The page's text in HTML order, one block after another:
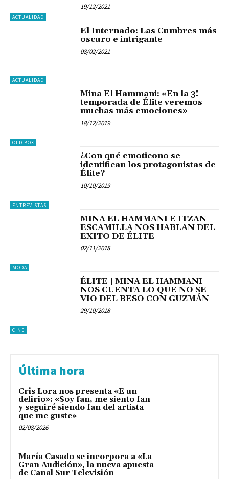
ACTUALIDAD
19/12/2021
ACTUALIDAD
El Internado: Las Cumbres más
oscuro e intrigante
08/02/2021
OLD BOX
Mina El Hammani: «En la 3!
temporada de Élite veremos
muchas más emociones»
18/12/2019
ENTREVISTAS
¿Con qué emoticono se
identifican los protagonistas de
Élite?
10/10/2019
MODA
MINA EL HAMMANI E ITZAN
ESCAMILLA NOS HABLAN DEL
EXITO DE ÉLITE
02/11/2018
CINE
ÉLITE | MINA EL HAMMANI
NOS CUENTA LO QUE NO SE
VIO DEL BESO CON GUZMÁN
29/10/2018
Última hora
Cris Lora nos presenta «E un
delirio»: «Soy fan, me siento fan
y seguiré siendo fan del artista
que me guste»
02/08/2026
María Casado se incorpora a «La
Gran Audición», la nueva apuesta
de Canal Sur Televisión